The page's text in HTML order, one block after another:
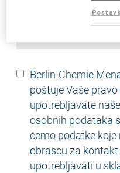
Berlin
ChemieBerlin-Chemie
poštuje Vaše
upotrebljavate
osobnih podataka
ćemo podatke
obrascu za
upotrebljavati u